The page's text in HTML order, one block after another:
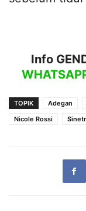
Info
TOPIK Adegan
Nicole Rossi